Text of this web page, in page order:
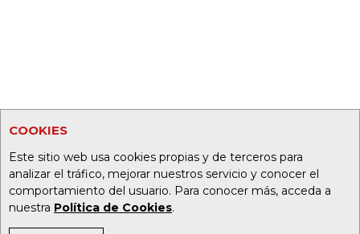
COOKIES
Este sitio web usa cookies propias y de terceros para
analizar el tráfico, mejorar nuestros servicio y conocer el
comportamiento del usuario. Para conocer más, acceda a
nuestra Política de Cookies.